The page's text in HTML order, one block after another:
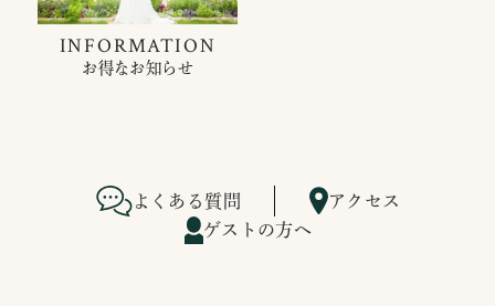
INFORMATION
お得なお知らせ
よくある質問
アクセス
ゲストの方へ